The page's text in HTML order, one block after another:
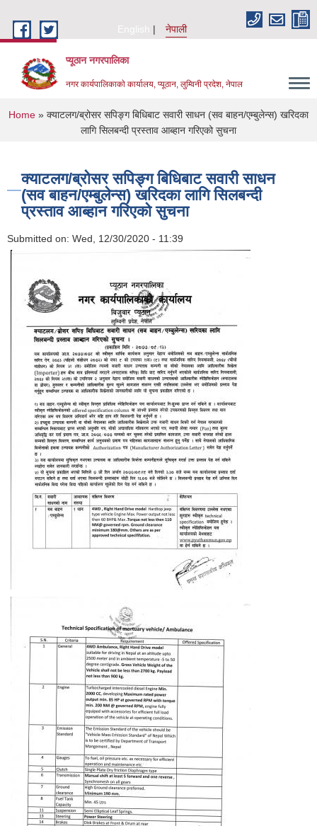
English
नेपाली
प्यूठान नगरपालिका
नगर कार्यपालिकाकाे कार्यालय, प्यूठान, लुम्विनी प्रदेश, नेपाल
You are here
Home » क्याटलग/ब्रोसर सपिङ्ग बिधिबाट सवारी साधन (सव बाहन/एम्बुलेन्स) खरिदका
लागि सिलबन्दी प्रस्ताव आब्हान गरिएको सुचना
क्याटलग/ब्रोसर सपिङ्ग बिधिबाट सवारी साधन
(सव बाहन/एम्बुलेन्स) खरिदका लागि सिलबन्दी
प्रस्ताव आब्हान गरिएको सुचना
Submitted on: Wed, 12/30/2020 - 11:39